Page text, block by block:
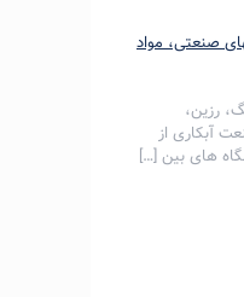
صنعتی، مواد
رزین،
آبکاری از
[…]